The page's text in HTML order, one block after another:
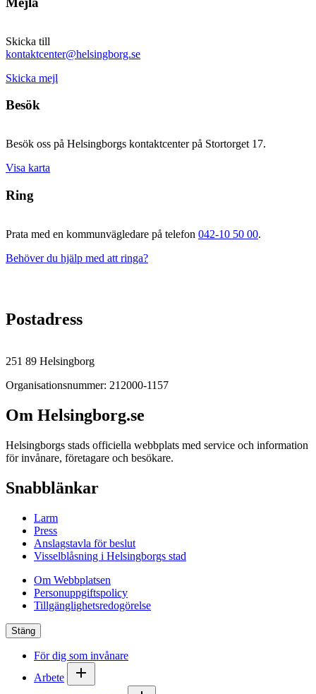
Skicka till
kontaktcenter@helsingborg.se
Skicka mejl
Besök
Besök oss på Helsingborgs kontaktcenter på Stortorget 17.
Visa karta
Ring
Prata med en kommunvägledare på telefon 042-10 50 00.
Behöver du hjälp med att ringa?
Postadress
251 89 Helsingborg
Organisationsnummer: 212000-1157
Om Helsingborg.se
Helsingborgs stads officiella webbplats med service och information
för invånare, företagare och besökare.
Snabblänkar
Larm
Press
Anslagstavla för beslut
Visselblåsning i Helsingborgs stad
Om Webbplatsen
Personuppgiftspolicy
Tillgänglighetsredogörelse
Stäng
För dig som invånare
Arbete